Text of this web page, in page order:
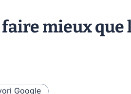
mieux que
Google